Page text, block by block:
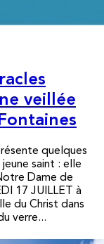
veillée
quelques
saint : elle
Dame de
17 JUILLET à
du Christ dans
verre...